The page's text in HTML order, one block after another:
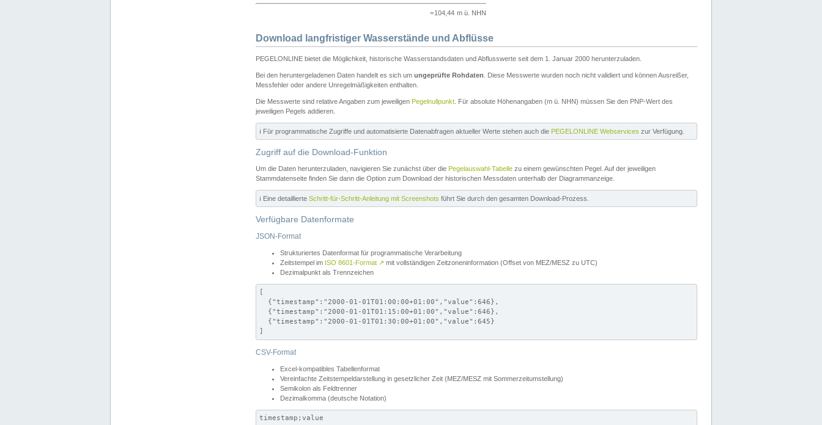
=104,44 m ü. NHN
Download langfristiger Wasserstände und Abflüsse
PEGELONLINE bietet die Möglichkeit, historische Wasserstandsdaten und Abflusswerte seit dem 1. Januar 2000 herunterzuladen.
Bei den heruntergeladenen Daten handelt es sich um ungeprüfte Rohdaten . Diese Messwerte wurden noch nicht validiert und können Ausreißer,
Messfehler oder andere Unregelmäßigkeiten enthalten.
Die Messwerte sind relative Angaben zum jeweiligen Pegelnullpunkt . Für absolute Höhenangaben (m ü. NHN) müssen Sie den PNP-Wert des
jeweiligen Pegels addieren.
ℹ️ Für programmatische Zugriffe und automatisierte Datenabfragen aktueller Werte stehen auch die PEGELONLINE Webservices zur Verfügung.
Zugriff auf die Download-Funktion
Um die Daten herunterzuladen, navigieren Sie zunächst über die Pegelauswahl-Tabelle zu einem gewünschten Pegel. Auf der jeweiligen
Stammdatenseite finden Sie dann die Option zum Download der historischen Messdaten unterhalb der Diagrammanzeige.
ℹ️ Eine detaillierte Schritt-für-Schritt-Anleitung mit Screenshots führt Sie durch den gesamten Download-Prozess.
Verfügbare Datenformate
JSON-Format
Strukturiertes Datenformat für programmatische Verarbeitung
Zeitstempel im ISO 8601-Format ↗ mit vollständigen Zeitzoneninformation (Offset von MEZ/MESZ zu UTC)
Dezimalpunkt als Trennzeichen
[
  {"timestamp":"2000-01-01T01:00:00+01:00","value":646},
  {"timestamp":"2000-01-01T01:15:00+01:00","value":646},
  {"timestamp":"2000-01-01T01:30:00+01:00","value":645}
]
CSV-Format
Excel-kompatibles Tabellenformat
Vereinfachte Zeitstempeldarstellung in gesetzlicher Zeit (MEZ/MESZ mit Sommerzeitumstellung)
Semikolon als Feldtrenner
Dezimalkomma (deutsche Notation)
timestamp;value